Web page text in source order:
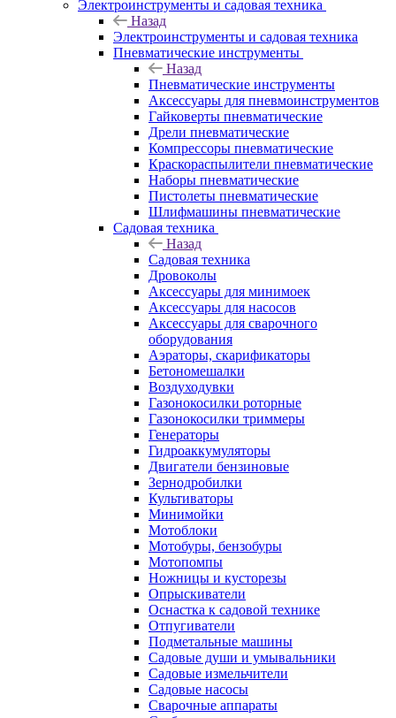
Электроинструменты и садовая техника
Назад
Электроинструменты и садовая техника
Пневматические инструменты
Назад
Пневматические инструменты
Аксессуары для пневмоинструментов
Гайковерты пневматические
Дрели пневматические
Компрессоры пневматические
Краскораспылители пневматические
Наборы пневматические
Пистолеты пневматические
Шлифмашины пневматические
Садовая техника
Назад
Садовая техника
Дровоколы
Аксессуары для минимоек
Аксессуары для насосов
Аксессуары для сварочного
оборудования
Аэраторы, скарификаторы
Бетономешалки
Воздуходувки
Газонокосилки роторные
Газонокосилки триммеры
Генераторы
Гидроаккумуляторы
Двигатели бензиновые
Зернодробилки
Культиваторы
Минимойки
Мотоблоки
Мотобуры, бензобуры
Мотопомпы
Ножницы и кусторезы
Опрыскиватели
Оснастка к садовой технике
Отпугиватели
Подметальные машины
Садовые души и умывальники
Садовые измельчители
Садовые насосы
Сварочные аппараты